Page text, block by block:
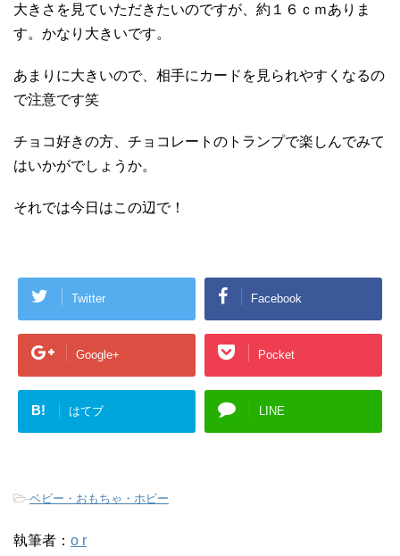
大きさを見ていただきたいのですが、約１６ｃｍありま
す。かなり大きいです。
あまりに大きいので、相手にカードを見られやすくなるの
で注意です笑
チョコ好きの方、チョコレートのトランプで楽しんでみて
はいかがでしょうか。
それでは今日はこの辺で！
Twitter Facebook
Google+ Pocket
B! はてブ LINE
-ベビー・おもちゃ・ホビー
執筆者： o r